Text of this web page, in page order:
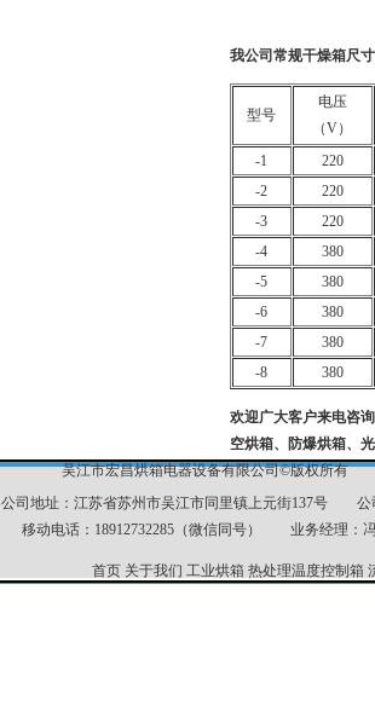
我公司常规干燥箱尺
型号
电压
（V）
-1
220
-2
220
-3
220
-4
380
-5
380
-6
380
-7
380
-8
380
欢迎广大客户来电咨
空烘箱、防爆烘箱、
吴江市宏昌烘箱电器设备有限公司©版权所有
公司地址：江苏省苏州市吴江市同里镇上元街137号
移动电话：18912732285（微信同号） 业务经理
首页 关于我们 工业烘箱 热处理温度控制箱